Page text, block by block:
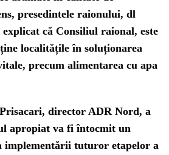
presedintele raionului, dl
că Consiliul raional, este
localitățile în soluționarea
precum alimentarea cu apa
director ADR Nord, a
apropiat va fi întocmit un
implementării tuturor etapelor a